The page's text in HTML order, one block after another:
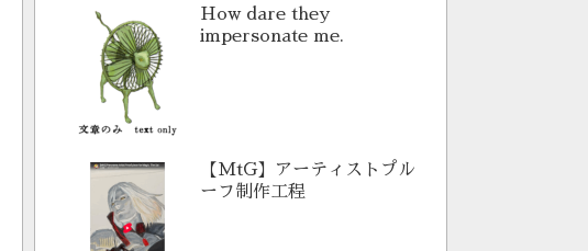
How dare they
impersonate me.
【MtG】アーティストプル
ーフ制作工程